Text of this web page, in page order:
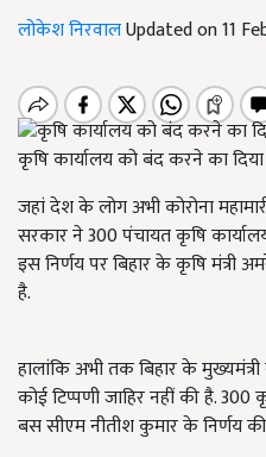
लोकेश निरवालUpdated on 11
कृषि कार्यालय को बंद करने का
जहां देश के लोग अभी कोरोना
सरकार ने 300 पंचायत कृषि
इस निर्णय पर बिहार के कृषि मंत्री
है.
हालांकि अभी तक बिहार के
कोई टिप्पणी जाहिर नहीं की है.
बस सीएम नीतीश कुमार के निर्णय की